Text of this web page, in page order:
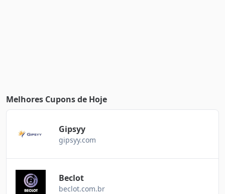
Melhores Cupons de Hoje
Gipsyy
gipsyy.com
Beclot
beclot.com.br